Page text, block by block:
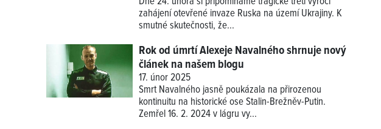
zahájení otevřené invaze Ruska na území Ukrajiny. K
smutné skutečnosti, že...
Rok od úmrtí Alexeje Navalného shrnuje nový
článek na našem blogu
17. únor 2025
Smrt Navalného jasně poukázala na přirozenou
kontinuitu na historické ose Stalin-Brežněv-Putin.
Zemřel 16. 2. 2024 v lágru vy...